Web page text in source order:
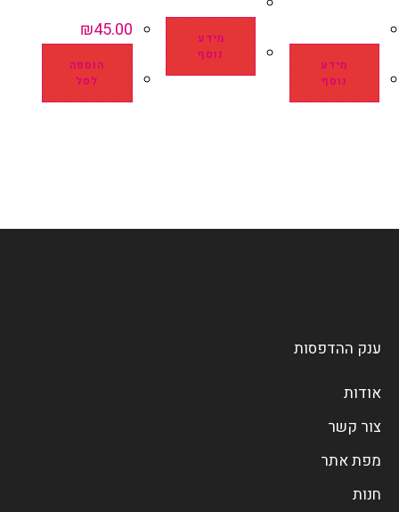
מידע
נוסף
מידע
נוסף
₪45.00
הוספה
לסל
ענק ההדפסות
אודות
צור קשר
מפת אתר
חנות